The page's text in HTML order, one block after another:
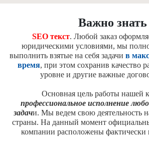
Важно знать
SEO текст. Любой заказ
юридическими условиями, мы
выполнить взятые на себя задачи в
время, при этом сохранив качество
уровне и другие важные
Основная цель работы нашей
профессиональное исполнение
задачи. Мы ведем свою деятельность
страны. На данный момент
компании расположены фактически